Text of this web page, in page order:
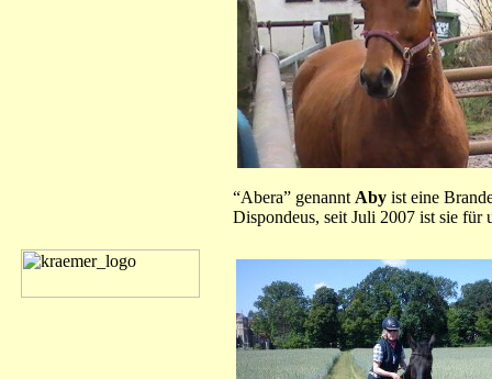
“Abera” genannt Aby ist eine
Dispondeus, seit Juli 2007 ist sie für